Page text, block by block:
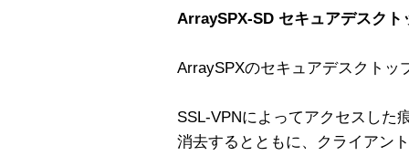
ArraySPX-SD セキュアデスクト
ArraySPXのセキュアデスクトッ
SSL-VPNによってアクセスした
消去するとともに、クライアン